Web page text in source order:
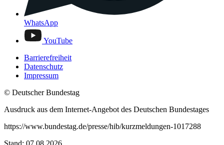
WhatsApp
YouTube
Barrierefreiheit
Datenschutz
Impressum
© Deutscher Bundestag
Ausdruck aus dem Internet-Angebot des Deutschen Bundestages
https://www.bundestag.de/presse/hib/kurzmeldungen-1017288
Stand: 07.08.2026